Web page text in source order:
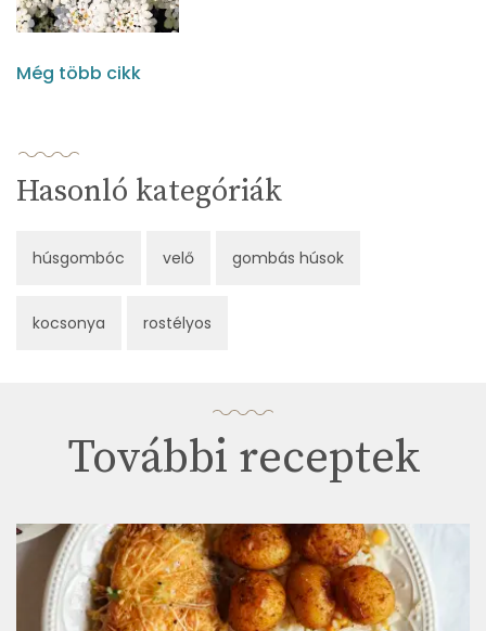
Még több cikk
Hasonló kategóriák
húsgombóc velő gombás húsok
kocsonya rostélyos
További receptek